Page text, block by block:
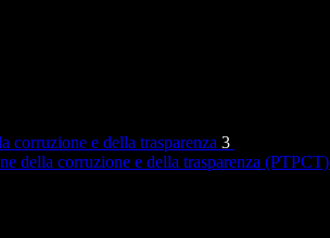
corruzione e della trasparenza 3
della corruzione e della trasparenza (PTPCT)